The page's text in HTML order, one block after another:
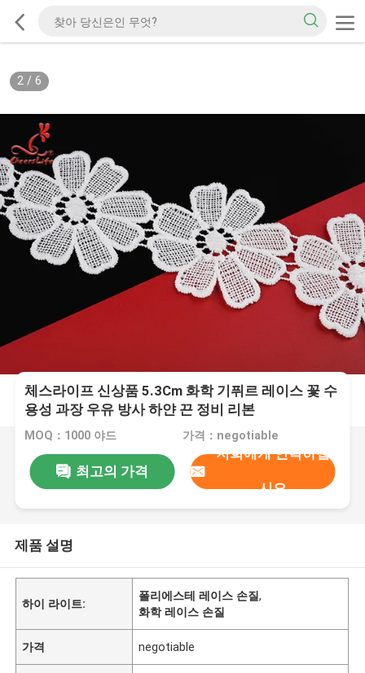
2/ 6
체스라이프 신상품 5.3Cm 화학 기퓌르 레이스 꽃 수
용성 과장 우유 방사 하얀 끈 정비 리본
MOQ：1000 야드 가격：negotiable
최고의 가격
저희에게 연락하십
시오
제품 설명
하이 라이트:
폴리에스테 레이스 손질,
화학 레이스 손질
가격 negotiable